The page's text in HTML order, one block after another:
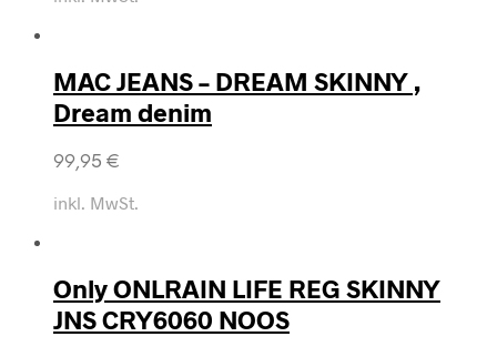
MAC JEANS – DREAM SKINNY ,
Dream denim
99,95 €
inkl. MwSt.
Only ONLRAIN LIFE REG SKINNY
JNS CRY6060 NOOS